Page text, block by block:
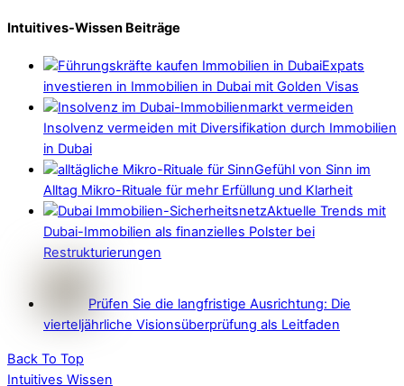
Intuitives-Wissen Beiträge
Expats
investieren in Immobilien in Dubai mit Golden Visas
Insolvenz vermeiden mit Diversifikation durch Immobilien
in Dubai
Gefühl von Sinn im
Alltag Mikro-Rituale für mehr Erfüllung und Klarheit
Aktuelle Trends mit
Dubai-Immobilien als finanzielles Polster bei
Restrukturierungen
Prüfen Sie die langfristige Ausrichtung: Die
vierteljährliche Visionsüberprüfung als Leitfaden
Back To Top
Intuitives Wissen